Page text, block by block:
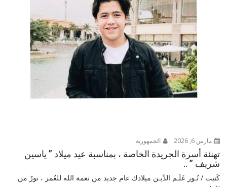
مارس 6, 2026 الجمهورية
تهنئة أسرة الجريدة الخاصة ، بمناسبة عيد ميلاد ” ياسين
شريف ” ..
كَتبت / نُـور عَلَـم الدِّيـن ميلادك عام جديد من نعمة الله للعُمر ، نورٌ من